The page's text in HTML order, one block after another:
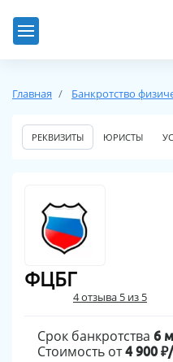
Главная Банкротство
РЕКВИЗИТЫ ЮРИСТЫ
ФЦБГ
4 отзыва 5 из 5
Срок банкротства 6
Стоимость от4 900